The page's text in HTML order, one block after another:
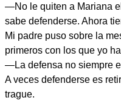
—No le quiten a Mariana
sabe defenderse. Ahora
Mi padre puso sobre la
primeros con los que yo
—La defensa no siempre
A veces defenderse es
trague.